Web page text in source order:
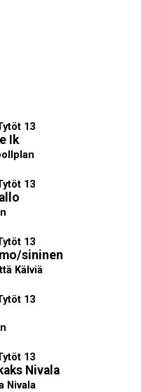
13
Ik
13
13
sininen
Kälviä
13
13
Nivala
Nivala